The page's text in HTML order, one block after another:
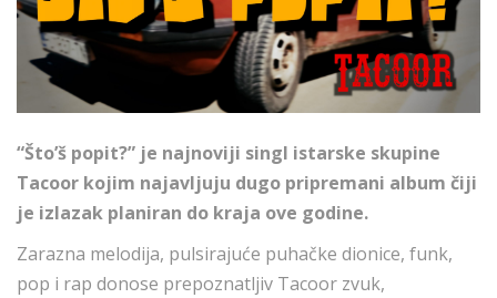
“Što’š popit?” je najnoviji singl istarske skupine
Tacoor kojim najavljuju dugo pripremani album čiji
je izlazak planiran do kraja ove godine.
Zarazna melodija, pulsirajuće puhačke dionice, funk,
pop i rap donose prepoznatljiv Tacoor zvuk,